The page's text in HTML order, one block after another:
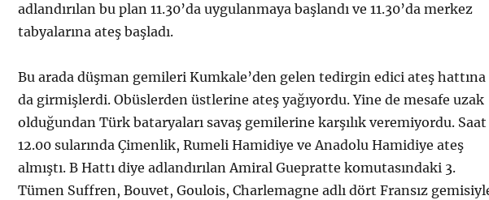
adlandırılan bu plan 11.30’da uygulanmaya başlandı ve 11.30’da merkez
tabyalarına ateş başladı.
Bu arada düşman gemileri Kumkale’den gelen tedirgin edici ateş hattına
da girmişlerdi. Obüslerden üstlerine ateş yağıyordu. Yine de mesafe uzak
olduğundan Türk bataryaları savaş gemilerine karşılık veremiyordu. Saat
12.00 sularında Çimenlik, Rumeli Hamidiye ve Anadolu Hamidiye ateş
almıştı. B Hattı diye adlandırılan Amiral Guepratte komutasındaki 3.
Tümen Suffren, Bouvet, Goulois, Charlemagne adlı dört Fransız